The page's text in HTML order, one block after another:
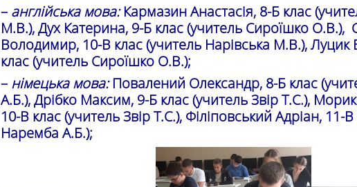
– англійська мова:Кармазин Анастасія, 8-Б клас
М.В.), Дух Катерина, 9-Б клас (учитель Сироїшко О.В.),
Володимир, 10-В клас (учитель Нарівська М.В.), Луцик
клас (учитель Сироїшко О.В.);
– німецька мова:Повалений Олександр, 8-Б клас
А.Б.), Дрібко Максим, 9-Б клас (учитель Звір Т.С.),
10-В клас (учитель Звір Т.С.), Філіповський Адріан, 11-
Наремба А.Б.);